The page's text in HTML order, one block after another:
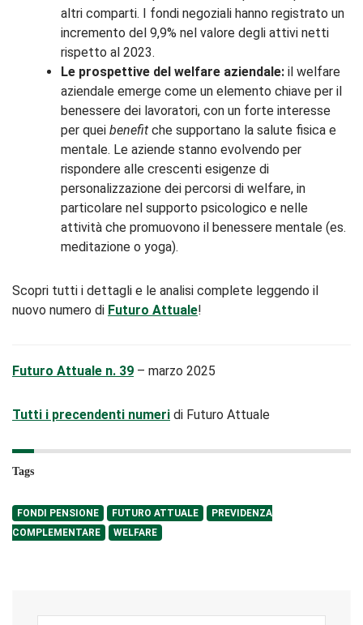
altri comparti. I fondi negoziali hanno registrato un
incremento del 9,9% nel valore degli attivi netti
rispetto al 2023.
Le prospettive del welfare aziendale: il welfare
aziendale emerge come un elemento chiave per il
benessere dei lavoratori, con un forte interesse
per quei benefit che supportano la salute fisica e
mentale. Le aziende stanno evolvendo per
rispondere alle crescenti esigenze di
personalizzazione dei percorsi di welfare, in
particolare nel supporto psicologico e nelle
attività che promuovono il benessere mentale (es.
meditazione o yoga).
Scopri tutti i dettagli e le analisi complete leggendo il
nuovo numero di Futuro Attuale!
Futuro Attuale n. 39 – marzo 2025
Tutti i precendenti numeri di Futuro Attuale
Tags
FONDI PENSIONE FUTURO ATTUALE
PREVIDENZA
COMPLEMENTARE
WELFARE